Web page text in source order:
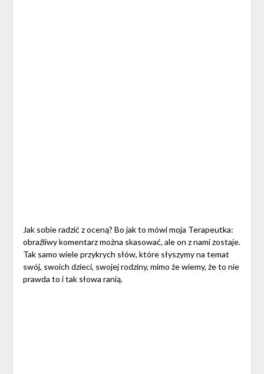
Jak sobie radzić z oceną? Bo jak to mówi moja Terapeutka:
obraźliwy komentarz można skasować, ale on z nami zostaje.
Tak samo wiele przykrych słów, które słyszymy na temat
swój, swoich dzieci, swojej rodziny, mimo że wiemy, że to nie
prawda to i tak słowa ranią.